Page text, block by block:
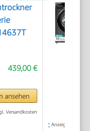
439,00 €
ansehen
Versandkosten
* Anzeige